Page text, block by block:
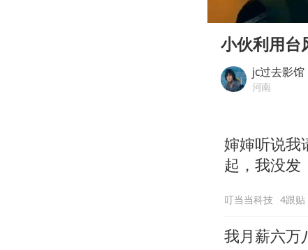
Play
00:00
小伙利用台
jc过去影馆
河南
婶婶听说我
起，我没发
叮当当科技 4跟贴
我月薪六万